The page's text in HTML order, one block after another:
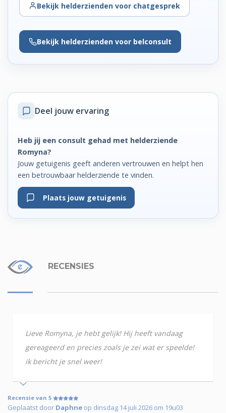
Bekijk helderzienden voor chatgesprek
Bekijk helderzienden voor belconsult
Deel jouw ervaring
Heb jij een consult gehad met helderziende
Romyna?
Jouw getuigenis geeft anderen vertrouwen en helpt hen
een betrouwbaar helderziende te vinden.
Plaats jouw getuigenis
RECENSIES
Lieve Romyna, je hebt gelijk! Hij heeft vandaag
gereageerd en precies zoals je zei wat er speelde!
ik bericht je snel weer!
Recensie van 5
Geplaatst door Daphne op dinsdag 14 juli 2026 om 19u03